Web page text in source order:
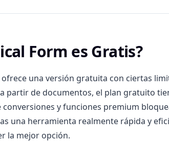
Form es Gratis?
una versión gratuita con ciertas
partir de documentos, el plan gratuito
y funciones premium
una herramienta realmente rápida y
la mejor opción.